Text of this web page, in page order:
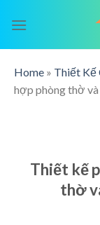
Home » Thiết Kế
hợp phòng thờ
Thiết kế
thờ